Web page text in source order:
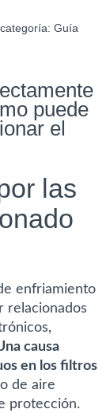
Guía
puede
el
las
enfriamiento
relacionados
causa
en los filtros
de aire
protección.